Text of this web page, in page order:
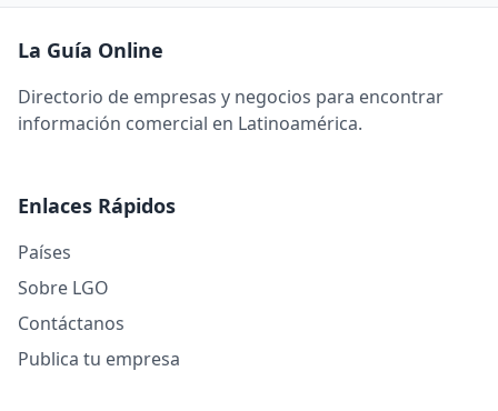
La Guía Online
Directorio de empresas y negocios para encontrar
información comercial en Latinoamérica.
Enlaces Rápidos
Países
Sobre LGO
Contáctanos
Publica tu empresa